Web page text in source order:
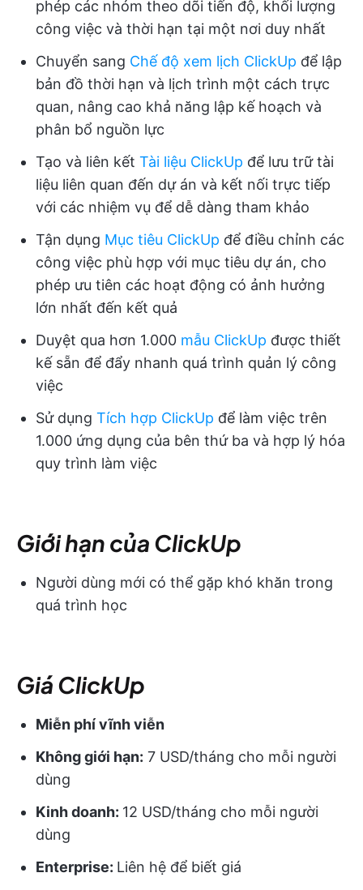
phép các nhóm theo dõi tiến độ, khối lượng
công việc và thời hạn tại một nơi duy nhất
Chuyển sang Chế độ xem lịch ClickUp để lập
bản đồ thời hạn và lịch trình một cách trực
quan, nâng cao khả năng lập kế hoạch và
phân bổ nguồn lực
Tạo và liên kết Tài liệu ClickUp để lưu trữ tài
liệu liên quan đến dự án và kết nối trực tiếp
với các nhiệm vụ để dễ dàng tham khảo
Tận dụng Mục tiêu ClickUp để điều chỉnh các
công việc phù hợp với mục tiêu dự án, cho
phép ưu tiên các hoạt động có ảnh hưởng
lớn nhất đến kết quả
Duyệt qua hơn 1.000 mẫu ClickUp được thiết
kế sẵn để đẩy nhanh quá trình quản lý công
việc
Sử dụng Tích hợp ClickUp để làm việc trên
1.000 ứng dụng của bên thứ ba và hợp lý hóa
quy trình làm việc
Giới hạn của ClickUp
Người dùng mới có thể gặp khó khăn trong
quá trình học
Giá ClickUp
Miễn phí vĩnh viễn
Không giới hạn: 7 USD/tháng cho mỗi người
dùng
Kinh doanh: 12 USD/tháng cho mỗi người
dùng
Enterprise: Liên hệ để biết giá